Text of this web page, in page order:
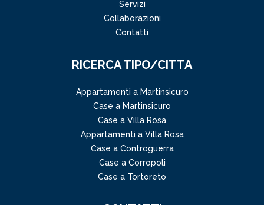
Servizi
Collaborazioni
Contatti
RICERCA TIPO/CITTA
Appartamenti a Martinsicuro
Case a Martinsicuro
Case a Villa Rosa
Appartamenti a Villa Rosa
Case a Controguerra
Case a Corropoli
Case a Tortoreto